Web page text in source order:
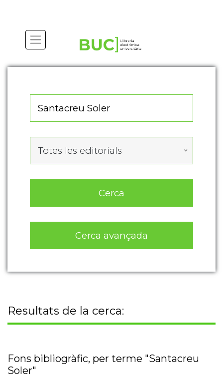
Totes les editorials
Cerca
Cerca avançada
Resultats de la cerca:
Fons bibliogràfic, per terme "Santacreu
Soler"